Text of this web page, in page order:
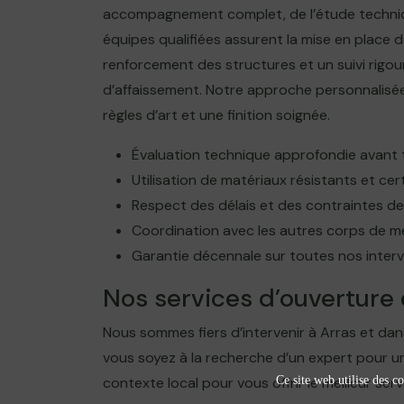
accompagnement complet, de l’étude
équipes qualifiées assurent la mise en place
renforcement des structures et un suivi
d’affaissement. Notre approche
règles d’art et une finition soignée.
Évaluation technique approfondie avant
Utilisation de matériaux résistants et
Respect des délais et des contraintes
Coordination avec les autres corps de
Garantie décennale sur toutes nos
Nos services
Nous sommes fiers d’intervenir à Arras et
vous soyez à la recherche d’un expert pour
contexte local pour vous offrir le meilleur
Ce site web utilise des